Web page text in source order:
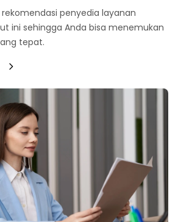
penyedia layanan
ini sehingga Anda bisa menemukan
tepat.